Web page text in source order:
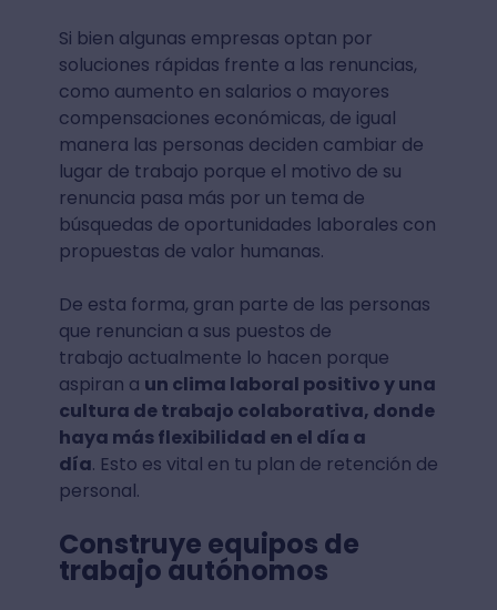
Si bien algunas empresas optan por
soluciones rápidas frente a las renuncias,
como aumento en salarios o mayores
compensaciones económicas, de igual
manera las personas deciden cambiar de
lugar de trabajo porque el motivo de su
renuncia pasa más por un tema de
búsquedas de oportunidades laborales con
propuestas de valor humanas.
De esta forma, gran parte de las personas
que renuncian a sus puestos de
trabajo actualmente lo hacen porque
aspiran a un clima laboral positivo y una
cultura de trabajo colaborativa, donde
haya más flexibilidad en el día a
día. Esto es vital en tu plan de retención de
personal.
Construye equipos de
trabajo autónomos